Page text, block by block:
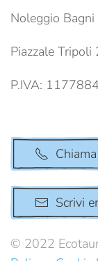
Noleggio Bagni
Piazzale
P.IVA:
Scrivi
© 2022